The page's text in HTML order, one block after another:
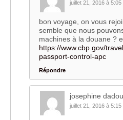
juillet 21, 2016 à 5:05
bon voyage, on vous
semble que nous
machines à la douane ?
https://www.cbp.gov/
passport-control-apc
Répondre
josephine
juillet 21, 2016 à 5:15